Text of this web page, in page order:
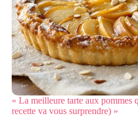
« La meilleure tarte aux pommes
recette va vous surprendre) »